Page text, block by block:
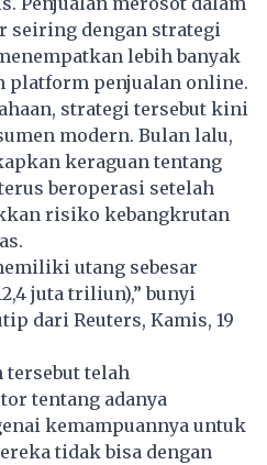
seiring dengan strategi
lebih banyak
platform penjualan online.
strategi tersebut kini
modern. Bulan lalu,
keraguan tentang
beroperasi setelah
risiko kebangkrutan
utang sebesar
juta triliun),” bunyi
dari Reuters, Kamis, 19
tersebut telah
tentang adanya
kemampuannya untuk
tidak bisa dengan